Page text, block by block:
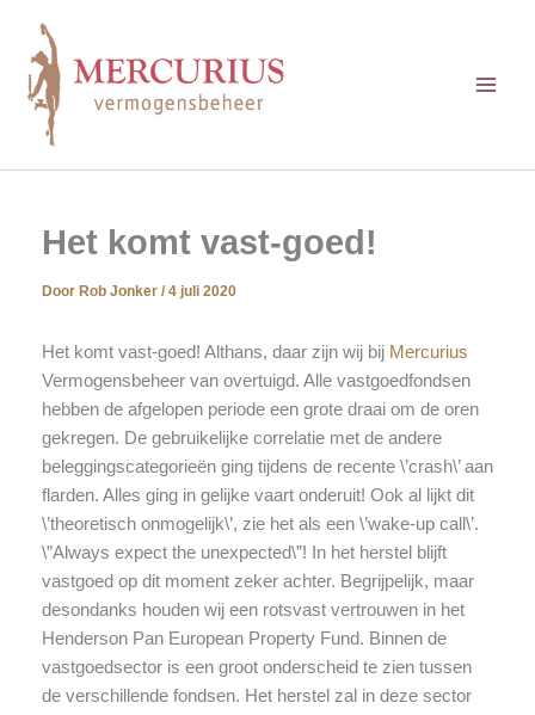
inhoud
Het komt vast-goed!
Door Rob Jonker / 4 juli 2020
Het komt vast-goed! Althans, daar zijn wij bij Mercurius
Vermogensbeheer van overtuigd. Alle vastgoedfondsen
hebben de afgelopen periode een grote draai om de oren
gekregen. De gebruikelijke correlatie met de andere
beleggingscategorieën ging tijdens de recente \’crash\’ aan
flarden. Alles ging in gelijke vaart onderuit! Ook al lijkt dit
\’theoretisch onmogelijk\’, zie het als een \’wake-up call\’.
\”Always expect the unexpected\”! In het herstel blijft
vastgoed op dit moment zeker achter. Begrijpelijk, maar
desondanks houden wij een rotsvast vertrouwen in het
Henderson Pan European Property Fund. Binnen de
vastgoedsector is een groot onderscheid te zien tussen
de verschillende fondsen. Het herstel zal in deze sector